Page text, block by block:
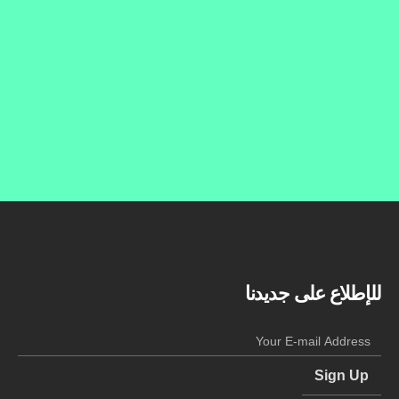
للإطلاع على جديدنا